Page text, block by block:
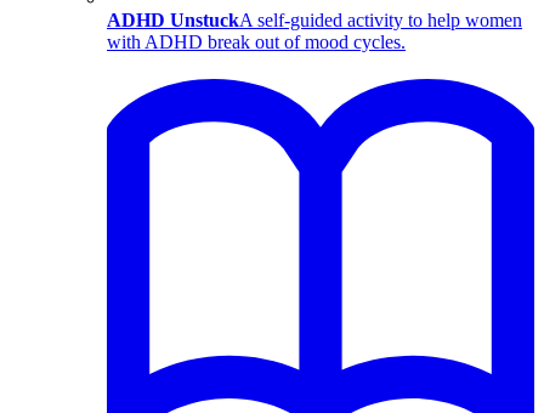
ADHD UnstuckA self-guided activity to help women
with ADHD break out of mood cycles.